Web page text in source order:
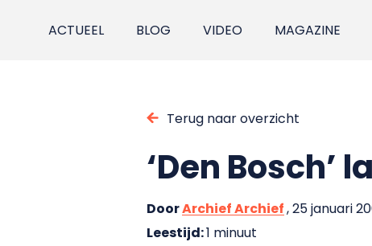
ACTUEEL BLOG VIDEO MAGAZINE
Terug naar overzicht
‘Den Bosch’
DoorArchief Archief, 25 januari
Leestijd:1 minuut